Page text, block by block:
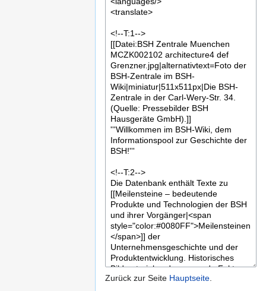
Zurück zur Seite Hauptseite